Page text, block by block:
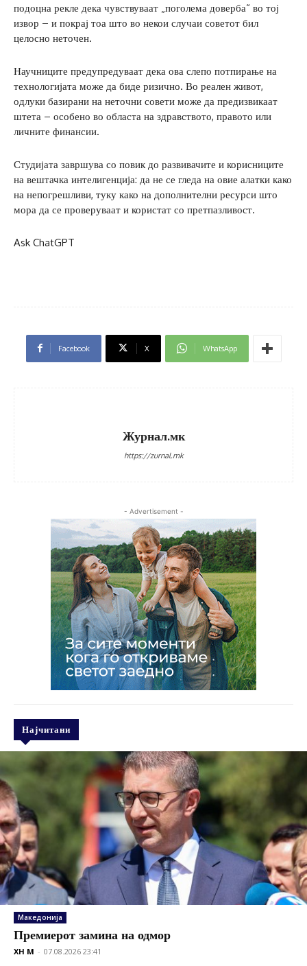
подоцна рекле дека чувствуваат „поголема доверба“ во тој
извор – и покрај тоа што во некои случаи советот бил
целосно неточен.
Научниците предупредуваат дека ова слепо потпирање на
технологијата може да биде ризично. Во реален живот,
одлуки базирани на неточни совети може да предизвикаат
штета – особено во областа на здравството, правото или
личните финансии.
Студијата завршува со повик до развивачите и корисниците
на вештачка интелигенција: да не се гледа на овие алатки како
на непогрешливи, туку како на дополнителни ресурси што
мора да се проверуваат и користат со претпазливост.
Ask ChatGPT
Facebook X WhatsApp
Журнал.мк
https://zurnal.mk
- Advertisement -
Најчитани
Македонија
Премиерот замина на одмор
XH M - 07.08.2026 23:41